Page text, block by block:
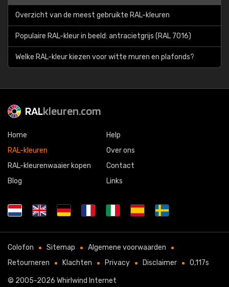
Overzicht van de meest gebruikte RAL-kleuren
Populaire RAL-kleur in beeld: antracietgrijs (RAL 7016)
Welke RAL-kleur kiezen voor witte muren en plafonds?
RALkleuren.com
Home
RAL-kleuren
RAL-kleurenwaaier kopen
Blog
Help
Over ons
Contact
Links
Colofon Sitemap
Algemene voorwaarden
Retourneren
Klachten Privacy Disclaimer 0,117s
© 2005-2026 Whirlwind Internet